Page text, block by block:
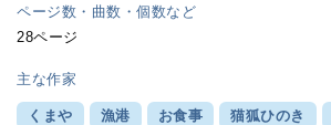
ページ数・曲数・個数など
28ページ
主な作家
くまや 漁港 お食事 猫狐ひのき